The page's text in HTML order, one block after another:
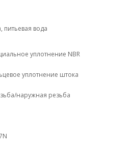
питьевая вода
уплотнение NBR
уплотнение штока
наружная резьба